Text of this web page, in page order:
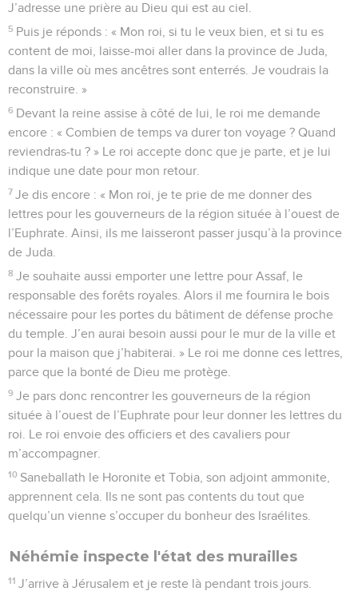
J’adresse une prière au Dieu qui est au ciel.
5 Puis je réponds : « Mon roi, si tu le veux bien, et si tu es
content de moi, laisse-moi aller dans la province de Juda,
dans la ville où mes ancêtres sont enterrés. Je voudrais la
reconstruire. »
6 Devant la reine assise à côté de lui, le roi me demande
encore : « Combien de temps va durer ton voyage ? Quand
reviendras-tu ? » Le roi accepte donc que je parte, et je lui
indique une date pour mon retour.
7 Je dis encore : « Mon roi, je te prie de me donner des
lettres pour les gouverneurs de la région située à l’ouest de
l’Euphrate. Ainsi, ils me laisseront passer jusqu’à la province
de Juda.
8 Je souhaite aussi emporter une lettre pour Assaf, le
responsable des forêts royales. Alors il me fournira le bois
nécessaire pour les portes du bâtiment de défense proche
du temple. J’en aurai besoin aussi pour le mur de la ville et
pour la maison que j’habiterai. » Le roi me donne ces lettres,
parce que la bonté de Dieu me protège.
9 Je pars donc rencontrer les gouverneurs de la région
située à l’ouest de l’Euphrate pour leur donner les lettres du
roi. Le roi envoie des officiers et des cavaliers pour
m’accompagner.
10 Saneballath le Horonite et Tobia, son adjoint ammonite,
apprennent cela. Ils ne sont pas contents du tout que
quelqu’un vienne s’occuper du bonheur des Israélites.
Néhémie inspecte l'état des murailles
11 J’arrive à Jérusalem et je reste là pendant trois jours.